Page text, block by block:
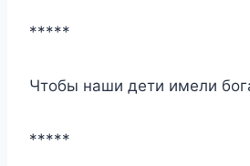
*****
Чтобы наши дети имели
*****